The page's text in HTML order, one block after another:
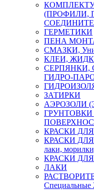
(ПРОФИЛИ,
ГЕРМЕТИКИ
ПЕНА
СМАЗКИ,
КЛЕИ,
СЕРПЯНКИ,
ГИДРО-
ЗАТИРКИ
АЭРОЗОЛИ
КРАСКИ ДЛЯ
КРАСКИ ДЛЯ
лаки,
КРАСКИ ДЛЯ
ЛАКИ
Специальные